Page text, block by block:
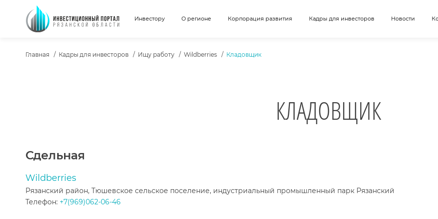
Инвестору О регионе Корпорация развития Кадры для инвесторов Новости
ХЛЕБНЫЕ КРОШКИ
Главная Кадры для инвесторов Ищу работу Wildberries Кладовщик
КЛАДОВЩИК
ТЕКСТ ВАКАНСИИ
Сдельная
Wildberries
Рязанский район, Тюшевское сельское поселение, индустриальный промышленный парк Рязанский
Телефон: +7(969)062-06-46